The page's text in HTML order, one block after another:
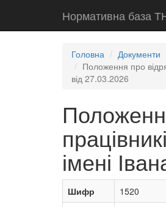
Нормативна база
Головна
Документи
Положення про
від 27.03.2026
імені
Шифр
1520